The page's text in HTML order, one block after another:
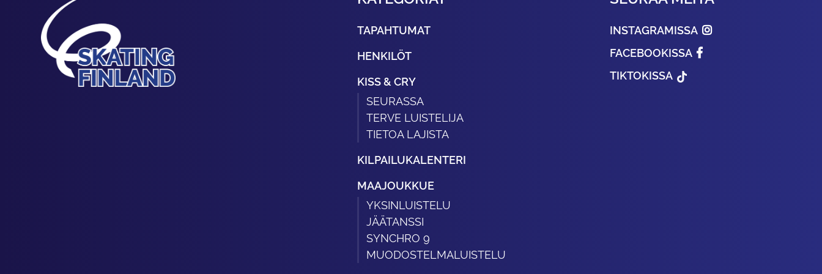
TAPAHTUMAT
HENKILÖT
KISS & CRY
SEURASSA
TERVE LUISTELIJA
TIETOA LAJISTA
KILPAILUKALENTERI
MAAJOUKKUE
YKSINLUISTELU
JÄÄTANSSI
SYNCHRO 9
MUODOSTELMALUISTELU
INSTAGRAMISSA
FACEBOOKISSA
TIKTOKISSA